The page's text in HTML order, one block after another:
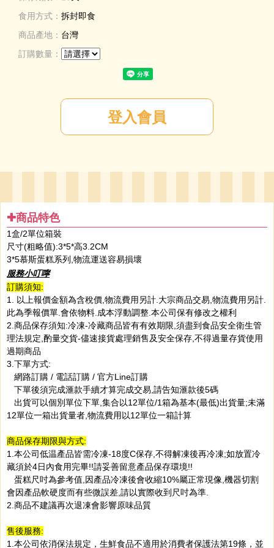
食用方式： 拆封即食
商品產地： 台灣
訂購數量：
✚商品特色
1盒/2單位箱裝
尺寸(粗略值):3*5*高3.2CM
3*5慕斯蛋糕系列,物流運送容易損壞
服務小叮嚀
訂購須知:
1. 以上報價金額為含稅價,物流費用另計.大宗商品交易,物流費用另計.
此為季報價單.會依物料.成本浮動調整.本公司保有修改之權利
2.商品保存須知:冷凍-冷藏商品皆有有效期限,須盡到食品安全衛生管
理法規定,酌量交貨-儘速接貨處理銷售及安全保存,不得過量存貨使用
過期商品
3.下單方式:
網路訂購 / 電話訂購 / 官方Line訂購
下單後須完成滙款手續才算完成交易,請告知滙款後5碼
出貨可以個別單位下單,集合以12單位/1箱為基本(最低)出貨量;未滿
12單位一箱出貨量者,物流費用以12單位一箱計算
商品保存期限與方式:
1.本公司低温產品皆需冷凍-18度C保存,不得解凍後再冷凍;如放置冷
藏須於4日內食用完畢!!請妥善留意產品保存環境!!
蛋糕尺吋為參考值,因產品冷凍後會收縮10%屬正常現像,機器切割
會因產品軟硬度而有些微誤差,請以實際收到尺吋為準.
2.商品不建議再次退凍會影響原味品質
售後服務:
1.本公司依消保法規定，生鮮食品不適用於消費者保護法第19條，並